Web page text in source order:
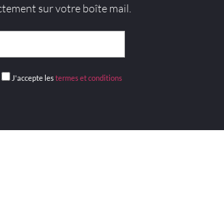
sur votre boîte mail.
J'accepte lestermes et conditions